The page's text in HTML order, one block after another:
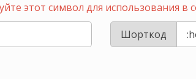
этот символ для использования в
Шорткод